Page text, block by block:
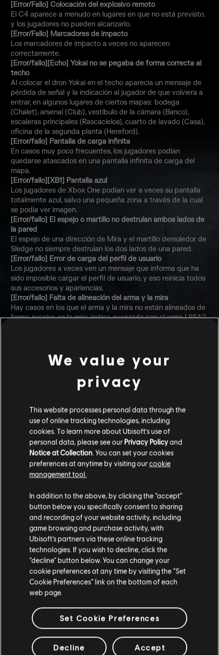
[Error/Fallo] Colocación del explosivo remoto
El C4 aparece a menudo en lugares en que no está previsto,
y los jugadores no pueden alcanzarlo.
[Error/Fallo] Marcadores de impacto
Los marcadores de impacto a veces no aparecen
correctamente.
[Error/fallo][Echo] Yokai no se pegaba de forma correcta al
techo
Al colocar el dron Yokai en el techo aparecía un mensaje de
pérdida de señal y la indicación al jugador de que volviera a
entrar, en algunos lugares de ciertos mapas: bodega
(Chalet), arsenal (Club), vestíbulo de la cámara (Banco),
escaleras principales (Rascacielos), cuarto de lavado (Casa),
oficina de la segunda planta (Hereford).
[Error/fallo] Pantalla de carga infinita
En casos muy poco frecuentes, los jugadores podían
quedarse atascados en una pantalla infinita de carga del
mapa.
[Error/fallo][XB1] Pantalla azul
Los jugadores de Xbox One podían ver a veces su pantalla
totalmente azul, salvo una pequeña zona a través de la cual
se podía ver imagen.
[Error/fallo] El espejo o martillo no destruían ambos lados de
la pared
El espejo de una dirección de Mira y el martillo demoledor de
Sledge no siempre destruían los dos lados de una pared.
[Error/fallo] Error de carga del perfil de usuario
Los jugadores a veces ven un mensaje que informa que ha
sido imposible cargar el perfil de usuario, y eso reinicia todos
sus accesorios y apariencias.
[Error/fallo] Falta de alineación del arma y la mira
Hay casos en los que el arma y la mira no están alineados de
forma precisa en la mira óptica avanzada con el arma L85A2.
mapa están jugando.
[Error/fallo][Favelas] Disparar a través de la pared
Hay un lugar en las favelas que permitía a los jugadores
disparar en una dirección, pero no podían recibir disparos por
[Error/fallo][Favelas] Saltar en un lugar incorrecto
Los jugadores podían saltar por encima de obstáculos en
una zona que no estaba prevista.
[Error/fallo][Pulse] Fallo gráfico en el escáner de Pulse
El escáner de Pulse tenía un problema de corrupción gráfica
al utilizar tarjetas gráficas AMD.
[Error/fallo][Frontera] Permanecer encima de una trampilla al
asegurar el objetivo
estar al lado de una trampilla destruida.
[Error/fallo][Accesorio] Desalineación de la mira Bearing 9
La vista holográfica de la mira Bearing 9 está en una
posición demasiado alta.
[Error/fallo][Visualización] Aparición del texto “Tier”
En lugar de la palabra "categoría", el texto “Tier” puede verse
desplegada para ciertos uniformes y piezas de equipo en la
sección del menú.
[Error/fallo] Pack de texturas Fuze Quicksand
El casco Quicksand tendrá una textura de menor resoolución
en la pantalla de preselección y en el juego si el pack de
[Error/fallo][Canal] Textura Confeti texture en Canal
La textura confeti puede ser quitada del suelo y dificultar la
vision del jugador.
[Error/fallo] Física del amuleto explosive 1.1
El amuleto explosive 1.1 no tiene ninguna física en la cadena
We value your
privacy
This website processes personal data through the
use of online tracking technologies, including
cookies. To learn more about Ubisoft's use of
personal data, please see our Privacy Policyand
Notice at Collection. You can set your cookies
preferences at anytime by visiting ourcookie
management tool.
In addition to the above, by clicking the “accept”
button below you specifically consent to sharing
and recording of your website activity, including
game browsing and purchase activity, with
Ubisoft’s partners via these online tracking
technologies. If you wish to decline, click the
“decline” button below. You can change your
cookie preferences at any time by visiting the “Set
Cookie Preferences” link on the bottom of each
web page.
Set Cookie Preferences
Decline Accept